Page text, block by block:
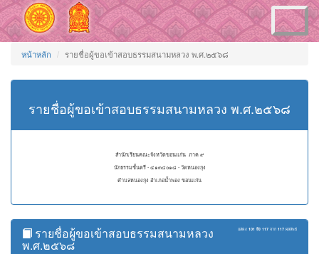
Toggle
navigation
หน้าหลัก รายชื่อผู้ขอเข้าสอบธรรมสนามหลวง พ.ศ.๒๕๖๘
รายชื่อผู้ขอเข้าสอบธรรมสนามหลวง พ.ศ.๒๕๖๘
สำนักเรียนคณะจังหวัดขอนแก่น ภาค ๙
นักธรรมชั้นตรี - ๔๑๓๔๐๑๘ - วัดหนองกุง
ตำบลหนองกุง อำเภอน้ำพอง ขอนแก่น
แสดง 101 ถึง 117 จาก 117 ผลลัพธ์
รายชื่อผู้ขอเข้าสอบธรรมสนามหลวง
พ.ศ.๒๕๖๘